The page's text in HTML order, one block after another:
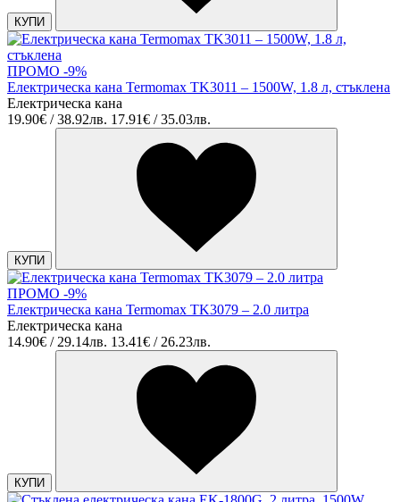
КУПИ
ПРОМО -9%
Електрическа кана Termomax TK3011 – 1500W, 1.8 л, стъклена
Електрическа кана
19.90€ / 38.92лв. 17.91€ / 35.03лв.
КУПИ
ПРОМО -9%
Електрическа кана Termomax TK3079 – 2.0 литра
Електрическа кана
14.90€ / 29.14лв. 13.41€ / 26.23лв.
КУПИ